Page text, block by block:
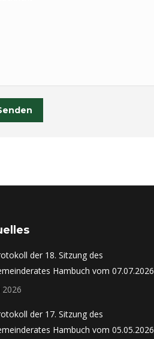
der 18. Sitzung des
Hambuch vom 07.07.2026
2026
der 17. Sitzung des
Hambuch vom 05.05.2026